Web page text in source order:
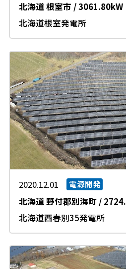
北海道根室市 /3061.80kW
北海道根室発電所
2020.12.01 電源開発
北海道野付郡別海町/
北海道西春別35発電所